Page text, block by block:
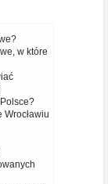
w które